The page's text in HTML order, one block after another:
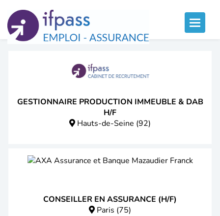
Toggle
GESTIONNAIRE PRODUCTION IMMEUBLE & DAB
H/F
Hauts-de-Seine (92)
CONSEILLER EN ASSURANCE (H/F)
Paris (75)